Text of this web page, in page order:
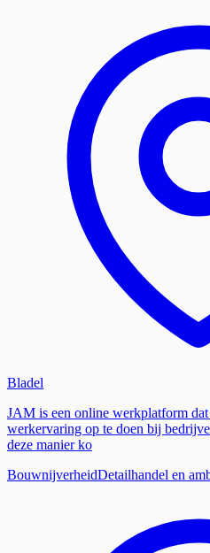
Bladel
JAM is een online werkplatform
werkervaring op te doen bij
deze manier ko
BouwnijverheidDetailhandel en